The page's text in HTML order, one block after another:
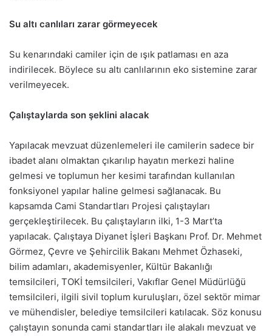
Su altı canlıları zarar görmeyecek
Su kenarındaki camiler için de ışık patlaması en aza
indirilecek. Böylece su altı canlılarının eko sistemine zarar
verilmeyecek.
Çalıştaylarda son şeklini alacak
Yapılacak mevzuat düzenlemeleri ile camilerin sadece bir
ibadet alanı olmaktan çıkarılıp hayatın merkezi haline
gelmesi ve toplumun her kesimi tarafından kullanılan
fonksiyonel yapılar haline gelmesi sağlanacak. Bu
kapsamda Cami Standartları Projesi çalıştayları
gerçekleştirilecek. Bu çalıştayların ilki, 1-3 Mart’ta
yapılacak. Çalıştaya Diyanet İşleri Başkanı Prof. Dr. Mehmet
Görmez, Çevre ve Şehircilik Bakanı Mehmet Özhaseki,
bilim adamları, akademisyenler, Kültür Bakanlığı
temsilcileri, TOKİ temsilcileri, Vakıflar Genel Müdürlüğü
temsilcileri, ilgili sivil toplum kuruluşları, özel sektör mimar
ve mühendisler, belediye temsilcileri katılacak. Söz konusu
çalıştayın sonunda cami standartları ile alakalı mevzuat ve